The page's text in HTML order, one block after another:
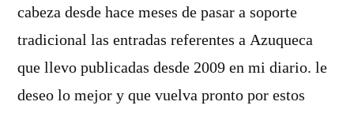
cabeza desde hace meses de pasar a soporte
tradicional las entradas referentes a Azuqueca
que llevo publicadas desde 2009 en mi diario. le
deseo lo mejor y que vuelva pronto por estos